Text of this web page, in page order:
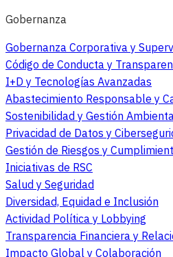
Gobernanza
Gobernanza Corporativa y
Código de Conducta y
I+D y Tecnologías Avanzadas
Abastecimiento Responsable y
Sostenibilidad y Gestión
Privacidad de Datos y
Gestión de Riesgos y
Iniciativas de RSC
Salud y Seguridad
Diversidad, Equidad e Inclusión
Actividad Política y Lobbying
Transparencia Financiera y
Impacto Global y Colaboración